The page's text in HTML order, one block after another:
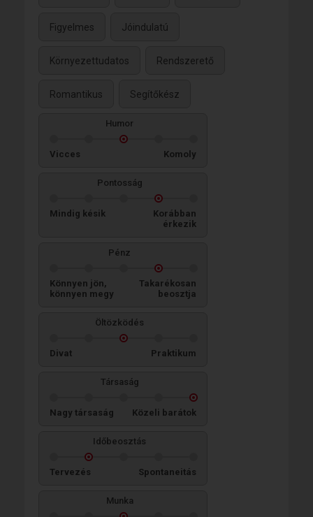
Figyelmes Jóindulatú
Környezettudatos Rendszerető
Romantikus Segítőkész
Humor
Vicces Komoly
Pontosság
Mindig késik
Korábban
érkezik
Pénz
Könnyen jön,
könnyen megy
Takarékosan
beosztja
Öltözködés
Divat Praktikum
Társaság
Nagy társaság Közeli barátok
Időbeosztás
Tervezés Spontaneitás
Munka